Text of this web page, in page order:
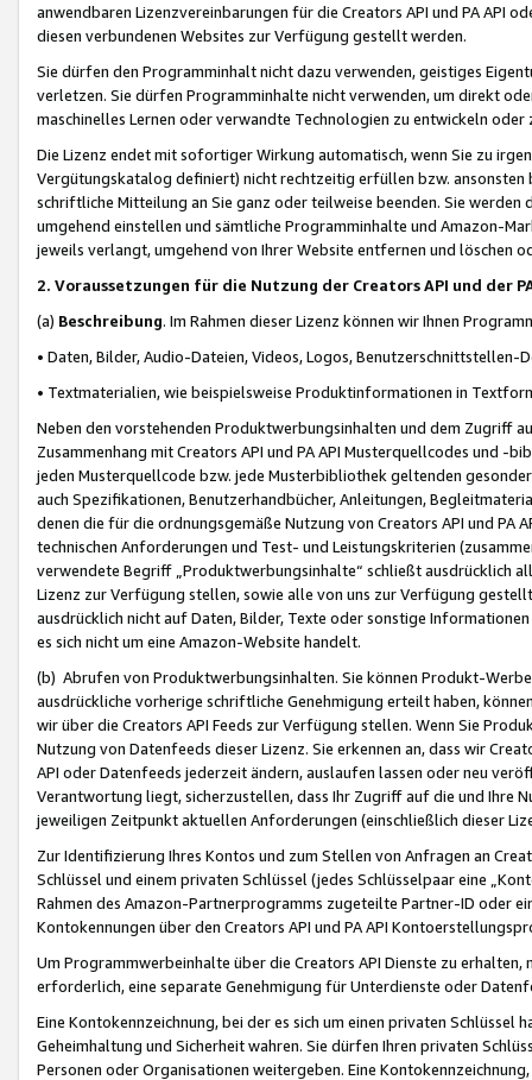
anwendbaren Lizenzvereinbarungen für die Creators API und PA API
diesen verbundenen Websites zur Verfügung gestellt werden.
Sie dürfen den Programminhalt nicht dazu verwenden, geistiges
verletzen. Sie dürfen Programminhalte nicht verwenden, um direkt
maschinelles Lernen oder verwandte Technologien zu entwickeln
Die Lizenz endet mit sofortiger Wirkung automatisch, wenn Sie zu
Vergütungskatalog definiert) nicht rechtzeitig erfüllen bzw. ansonsten
schriftliche Mitteilung an Sie ganz oder teilweise beenden. Sie werden
umgehend einstellen und sämtliche Programminhalte und Amazon-
jeweils verlangt, umgehend von Ihrer Website entfernen und löschen
2. Voraussetzungen für die Nutzung der Creators API und der
(a) Beschreibung. Im Rahmen dieser Lizenz können wir Ihnen
• Daten, Bilder, Audio-Dateien, Videos, Logos, Benutzerschnittstellen-
• Textmaterialien, wie beispielsweise Produktinformationen in
Neben den vorstehenden Produktwerbungsinhalten und dem Zugriff
Zusammenhang mit Creators API und PA API Musterquellcodes und
jeden Musterquellcode bzw. jede Musterbibliothek geltenden
auch Spezifikationen, Benutzerhandbücher, Anleitungen,
denen die für die ordnungsgemäße Nutzung von Creators API und PA
technischen Anforderungen und Test- und Leistungskriterien
verwendete Begriff „Produktwerbungsinhalte“ schließt ausdrücklich
Lizenz zur Verfügung stellen, sowie alle von uns zur Verfügung
ausdrücklich nicht auf Daten, Bilder, Texte oder sonstige
es sich nicht um eine Amazon-Website handelt.
(b) Abrufen von Produktwerbungsinhalten. Sie können Produkt-
ausdrückliche vorherige schriftliche Genehmigung erteilt haben,
wir über die Creators API Feeds zur Verfügung stellen. Wenn Sie
Nutzung von Datenfeeds dieser Lizenz. Sie erkennen an, dass wir
API oder Datenfeeds jederzeit ändern, auslaufen lassen oder neu
Verantwortung liegt, sicherzustellen, dass Ihr Zugriff auf die und Ihre
jeweiligen Zeitpunkt aktuellen Anforderungen (einschließlich dieser
Zur Identifizierung Ihres Kontos und zum Stellen von Anfragen an
Schlüssel und einem privaten Schlüssel (jedes Schlüsselpaar eine
Rahmen des Amazon-Partnerprogramms zugeteilte Partner-ID oder
Kontokennungen über den Creators API und PA API
Um Programmwerbeinhalte über die Creators API Dienste zu
erforderlich, eine separate Genehmigung für Unterdienste oder
Eine Kontokennzeichnung, bei der es sich um einen privaten
Geheimhaltung und Sicherheit wahren. Sie dürfen Ihren privaten
Personen oder Organisationen weitergeben. Eine